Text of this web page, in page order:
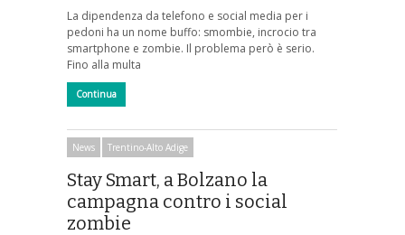
La dipendenza da telefono e social media per i
pedoni ha un nome buffo: smombie, incrocio tra
smartphone e zombie. Il problema però è serio.
Fino alla multa
Continua
News Trentino-Alto Adige
Stay Smart, a Bolzano la
campagna contro i social
zombie